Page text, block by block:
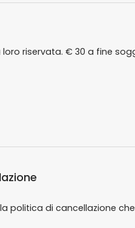
loro riservata. € 30 a fine
politica di cancellazione